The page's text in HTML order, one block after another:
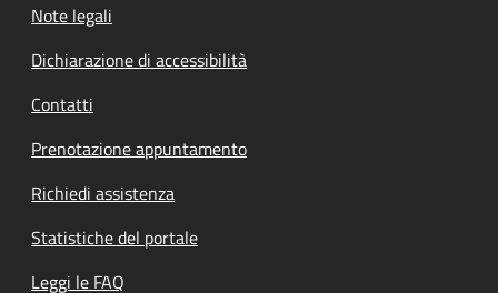
Note legali
Dichiarazione di accessibilità
Contatti
Prenotazione appuntamento
Richiedi assistenza
Statistiche del portale
Leggi le FAQ